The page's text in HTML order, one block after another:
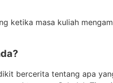
ketika masa kuliah
bercerita tentang apa